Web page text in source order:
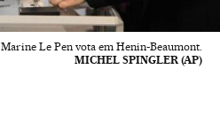
Marine Le Pen vota em Henin-Beaumont.
MICHEL SPINGLER (AP)